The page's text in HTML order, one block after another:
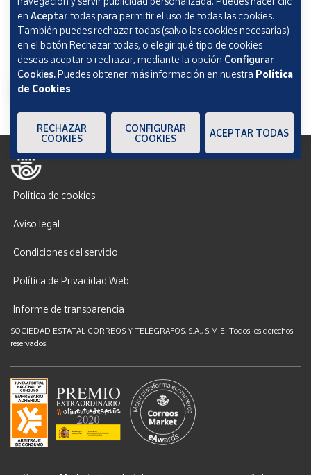
Correos Market
Política de cookies
Aviso legal
Condiciones del servicio
Política de Privacidad Web
Informe de transparencia
SOCIEDAD ESTATAL CORREOS Y TELÉGRAFOS, S.A., S.M.E. Todos los derechos
reservados.
en Aceptar todas para permitir el uso de todas las cookies.
También puedes rechazar todas (salvo las cookies necesarias)
en el botón Rechazar todas, o elegir qué tipo de cookies
deseas aceptar o rechazar, mediante la opción Configurar
Cookies.Puedes obtener más información en nuestra Política
de Cookies.
RECHAZAR
COOKIES
CONFIGURAR
COOKIES
ACEPTAR TODAS